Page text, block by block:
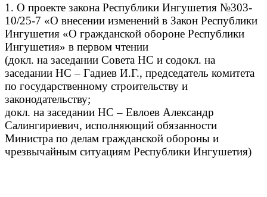
1. О проекте закона Республики Ингушетия №303-
10/25-7 «О внесении изменений в Закон Республики
Ингушетия «О гражданской обороне Республики
Ингушетия» в первом чтении
(докл. на заседании Совета НС и содокл. на
заседании НС – Гадиев И.Г., председатель комитета
по государственному строительству и
законодательству;
докл. на заседании НС – Евлоев Александр
Салингириевич, исполняющий обязанности
Министра по делам гражданской обороны и
чрезвычайным ситуациям Республики Ингушетия)